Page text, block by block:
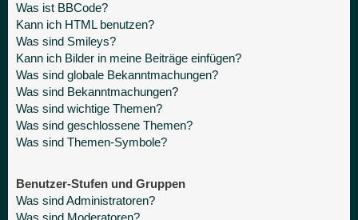
Was ist BBCode?
Kann ich HTML benutzen?
Was sind Smileys?
Kann ich Bilder in meine Beiträge einfügen?
Was sind globale Bekanntmachungen?
Was sind Bekanntmachungen?
Was sind wichtige Themen?
Was sind geschlossene Themen?
Was sind Themen-Symbole?
Benutzer-Stufen und Gruppen
Was sind Administratoren?